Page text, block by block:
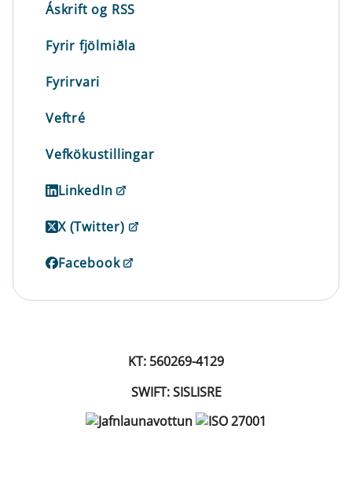
Áskrift og RSS
Fyrir fjölmiðla
Fyrirvari
Veftré
Vefkökustillingar
LinkedIn
X (Twitter)
Facebook
KT: 560269-4129
SWIFT: SISLISRE